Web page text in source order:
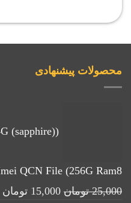
محصولات پیشنهادی
(sapphire)
QCN File (256G Ram8
25,000 تومان قیمت
15,000 تومان